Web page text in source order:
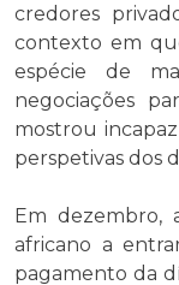
credores
contexto em
espécie de
negociações
mostrou
perspetivas dos
Em dezembro,
africano a
pagamento da